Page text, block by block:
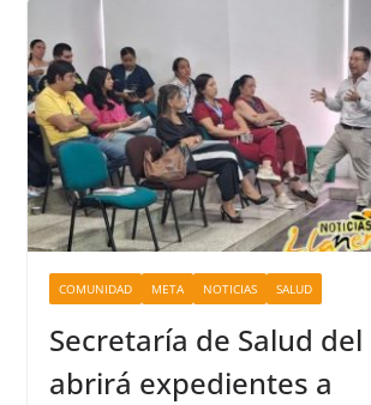
COMUNIDAD META NOTICIAS SALUD
Secretaría de Salud
abrirá expedientes a